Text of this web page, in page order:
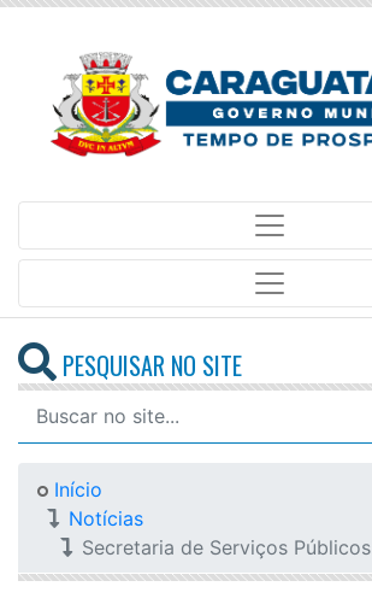
PESQUISAR NO SITE
Início
Notícias
Secretaria de Serviços Públicos